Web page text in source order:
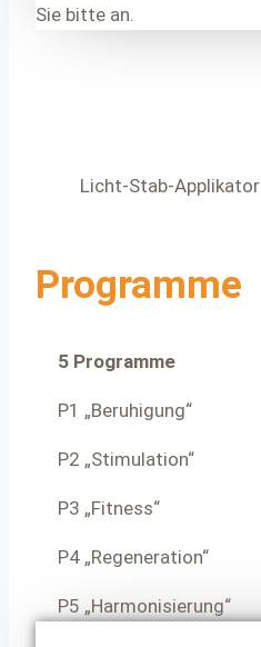
Sie bitte an.
Licht-Stab-Applikator
Programme
5 Programme
P1 „Beruhigung“
P2 „Stimulation“
P3 „Fitness“
P4 „Regeneration“
P5 „Harmonisierung“